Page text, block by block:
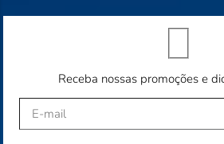
Receba nossas promoções e